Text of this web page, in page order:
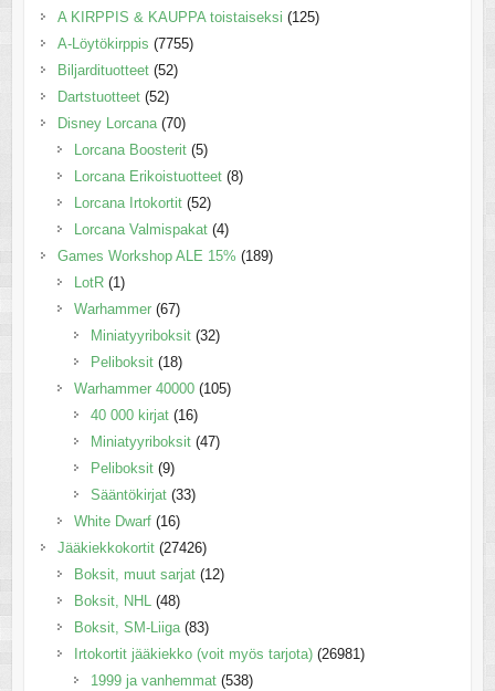
A KIRPPIS & KAUPPA toistaiseksi (125)
A-Löytökirppis (7755)
Biljardituotteet (52)
Dartstuotteet (52)
Disney Lorcana (70)
Lorcana Boosterit (5)
Lorcana Erikoistuotteet (8)
Lorcana Irtokortit (52)
Lorcana Valmispakat (4)
Games Workshop ALE 15% (189)
LotR (1)
Warhammer (67)
Miniatyyriboksit (32)
Peliboksit (18)
Warhammer 40000 (105)
40 000 kirjat (16)
Miniatyyriboksit (47)
Peliboksit (9)
Sääntökirjat (33)
White Dwarf (16)
Jääkiekkokortit (27426)
Boksit, muut sarjat (12)
Boksit, NHL (48)
Boksit, SM-Liiga (83)
Irtokortit jääkiekko (voit myös tarjota) (26981)
1999 ja vanhemmat (538)